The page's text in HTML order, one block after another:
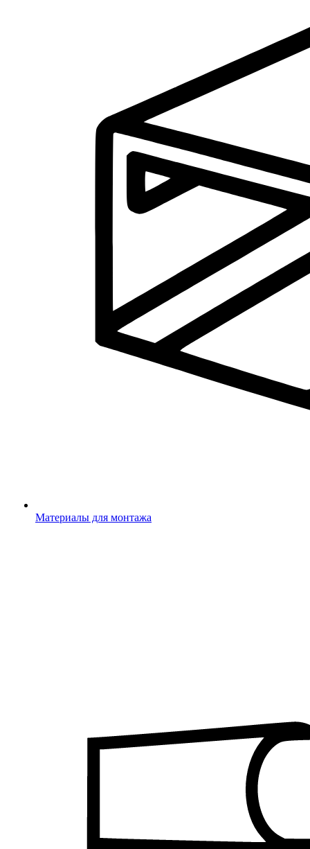
Материалы для монтажа